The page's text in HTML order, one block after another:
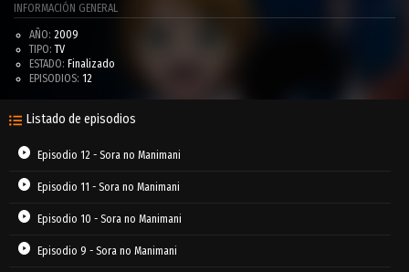
INFORMACIÓN GENERAL
AÑO: 2009
TIPO: TV
ESTADO: Finalizado
EPISODIOS: 12
Listado de episodios
Episodio 12 - Sora no Manimani
Episodio 11 - Sora no Manimani
Episodio 10 - Sora no Manimani
Episodio 9 - Sora no Manimani